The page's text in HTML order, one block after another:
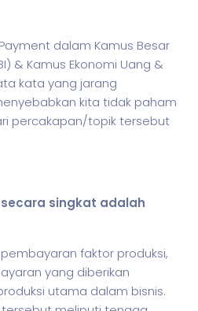
dalam Kamus Besar
& Kamus Ekonomi Uang &
kata yang jarang
kita tidak paham
percakapan/topik tersebut
singkat adalah
faktor produksi,
yang diberikan
utama dalam bisnis.